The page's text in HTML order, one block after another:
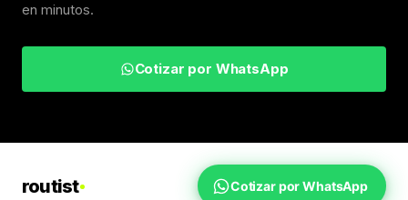
en minutos.
Cotizar por WhatsApp
routist Fletes UruguayInicio
Cotizar por WhatsApp